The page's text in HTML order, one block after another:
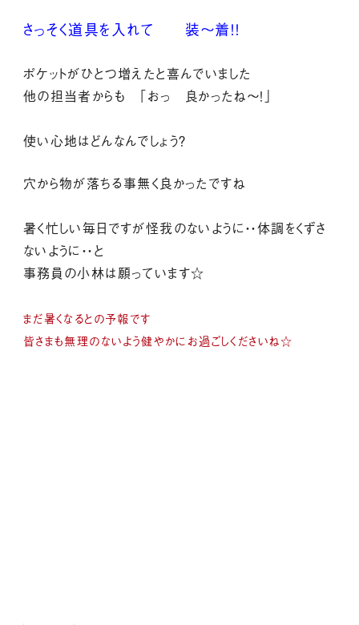
さっそく道具を入れて 装～着！！
ポケットがひとつ増えたと喜んでいました
他の担当者からも 「おっ 良かったね～！」
使い心地はどんなんでしょう？
穴から物が落ちる事無く良かったですね
暑く忙しい毎日ですが怪我のないように・・体調をくずさ
ないように・・と
事務員の小林は願っています☆
まだ暑くなるとの予報です
皆さまも無理のないよう健やかにお過ごしくださいね☆